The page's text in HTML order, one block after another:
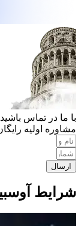
با ما در تماس
مشاوره اولیه
ارسال
شرایط